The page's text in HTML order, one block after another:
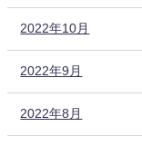
2022年10月
2022年9月
2022年8月